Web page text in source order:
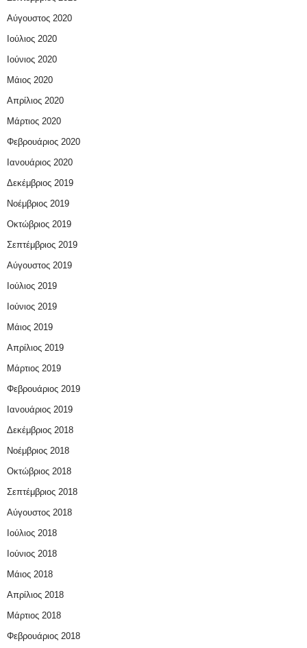
Αύγουστος 2020
Ιούλιος 2020
Ιούνιος 2020
Μάιος 2020
Απρίλιος 2020
Μάρτιος 2020
Φεβρουάριος 2020
Ιανουάριος 2020
Δεκέμβριος 2019
Νοέμβριος 2019
Οκτώβριος 2019
Σεπτέμβριος 2019
Αύγουστος 2019
Ιούλιος 2019
Ιούνιος 2019
Μάιος 2019
Απρίλιος 2019
Μάρτιος 2019
Φεβρουάριος 2019
Ιανουάριος 2019
Δεκέμβριος 2018
Νοέμβριος 2018
Οκτώβριος 2018
Σεπτέμβριος 2018
Αύγουστος 2018
Ιούλιος 2018
Ιούνιος 2018
Μάιος 2018
Απρίλιος 2018
Μάρτιος 2018
Φεβρουάριος 2018